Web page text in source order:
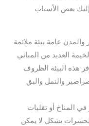
بعض الأسباب
عامة بيئة ملائمة
العديد من المباني
هذه البيئة الظروف
والنمل والبق
في المناخ أو تقلبات
بشكل لا يمكن